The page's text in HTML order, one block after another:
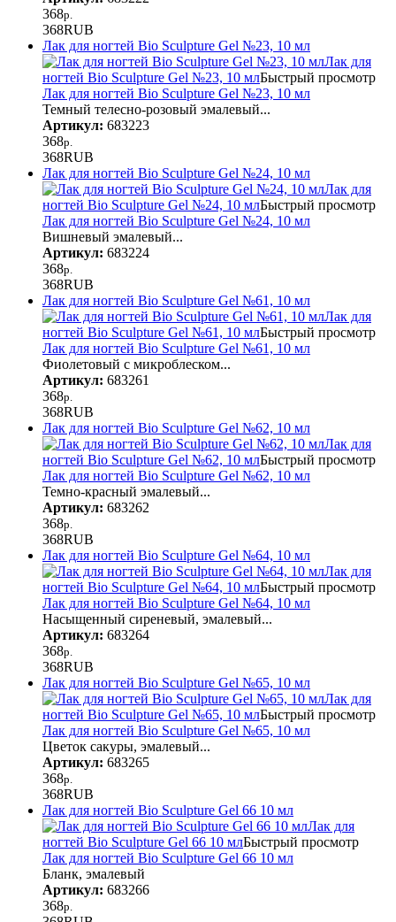
368р.
368RUB
Лак для ногтей Bio Sculpture Gel №23, 10 мл
Лак для
ногтей Bio Sculpture Gel №23, 10 млБыстрый просмотр
Лак для ногтей Bio Sculpture Gel №23, 10 мл
Темный телесно-розовый эмалевый...
Артикул: 683223
368р.
368RUB
Лак для ногтей Bio Sculpture Gel №24, 10 мл
Лак для
ногтей Bio Sculpture Gel №24, 10 млБыстрый просмотр
Лак для ногтей Bio Sculpture Gel №24, 10 мл
Вишневый эмалевый...
Артикул: 683224
368р.
368RUB
Лак для ногтей Bio Sculpture Gel №61, 10 мл
Лак для
ногтей Bio Sculpture Gel №61, 10 млБыстрый просмотр
Лак для ногтей Bio Sculpture Gel №61, 10 мл
Фиолетовый с микроблеском...
Артикул: 683261
368р.
368RUB
Лак для ногтей Bio Sculpture Gel №62, 10 мл
Лак для
ногтей Bio Sculpture Gel №62, 10 млБыстрый просмотр
Лак для ногтей Bio Sculpture Gel №62, 10 мл
Темно-красный эмалевый...
Артикул: 683262
368р.
368RUB
Лак для ногтей Bio Sculpture Gel №64, 10 мл
Лак для
ногтей Bio Sculpture Gel №64, 10 млБыстрый просмотр
Лак для ногтей Bio Sculpture Gel №64, 10 мл
Насыщенный сиреневый, эмалевый...
Артикул: 683264
368р.
368RUB
Лак для ногтей Bio Sculpture Gel №65, 10 мл
Лак для
ногтей Bio Sculpture Gel №65, 10 млБыстрый просмотр
Лак для ногтей Bio Sculpture Gel №65, 10 мл
Цветок сакуры, эмалевый...
Артикул: 683265
368р.
368RUB
Лак для ногтей Bio Sculpture Gel 66 10 мл
Лак для
ногтей Bio Sculpture Gel 66 10 млБыстрый просмотр
Лак для ногтей Bio Sculpture Gel 66 10 мл
Бланк, эмалевый
Артикул: 683266
368р.